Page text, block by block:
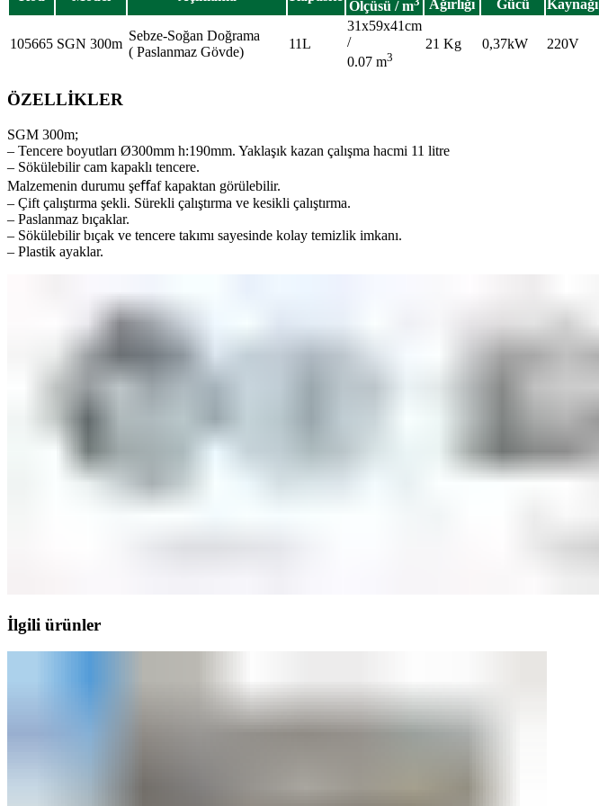
Ölçüsü / m Ağırlığı Gücü Kaynağı
105665 SGN 300m
Sebze-Soğan Doğrama
( Paslanmaz Gövde)
11L
31x59x41cm
/
0.07 m3
21 Kg 0,37kW 220V
ÖZELLİKLER
SGM 300m;
– Tencere boyutları Ø300mm h:190mm. Yaklaşık kazan çalışma hacmi 11 litre
– Sökülebilir cam kapaklı tencere.
Malzemenin durumu şeﬀaf kapaktan görülebilir.
– Çift çalıştırma şekli. Sürekli çalıştırma ve kesikli çalıştırma.
– Paslanmaz bıçaklar.
– Sökülebilir bıçak ve tencere takımı sayesinde kolay temizlik imkanı.
– Plastik ayaklar.
İlgili ürünler